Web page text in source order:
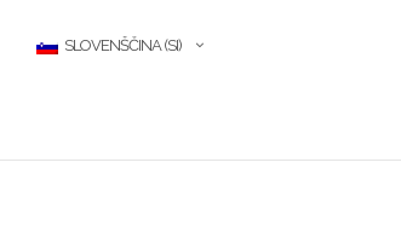
SLOVENŠČINA (SI)